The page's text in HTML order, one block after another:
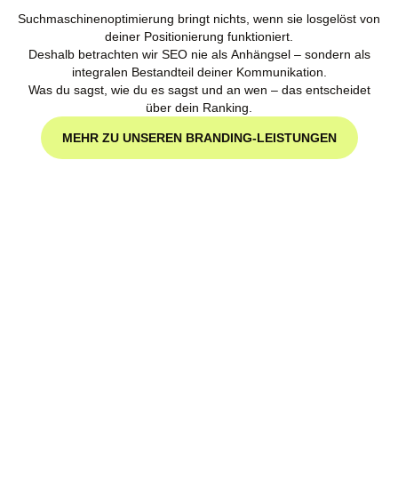
Suchmaschinenoptimierung bringt nichts, wenn sie losgelöst von
deiner Positionierung funktioniert.
Deshalb betrachten wir SEO nie als Anhängsel – sondern als
integralen Bestandteil deiner Kommunikation.
Was du sagst, wie du es sagst und an wen – das entscheidet
über dein Ranking.
MEHR ZU UNSEREN BRANDING-LEISTUNGEN